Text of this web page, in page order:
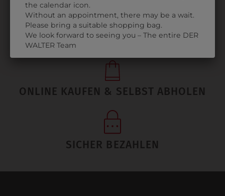
PERSÖNLICHER SERVICE
ONLINE KAUFEN & SELBST ABHOLEN
SICHER BEZAHLEN
the calendar icon.
Without an appointment, there may be a wait.
Please bring a suitable shopping bag.
We look forward to seeing you – The entire DER
WALTER Team